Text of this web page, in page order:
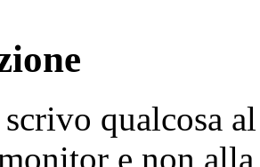
qualcosa
e non alla